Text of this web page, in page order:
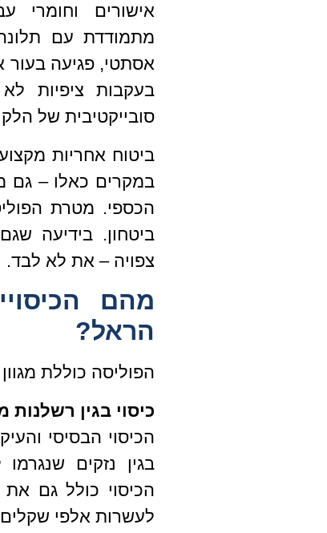
אישורים וחומרי
מתמודדת עם
אסתטי, פגיעה בעור
בעקבות ציפיות
סובייקטיבית של
ביטוח אחריות
במקרים כאלו – גם
הכספי. מטרת
ביטחון. בידיעה
צפויה – את לא לבד.
מהם
הראל?
הפוליסה כוללת
כיסוי בגין רשלנות
הכיסוי הבסיסי
בגין נזקים
הכיסוי כולל גם
לעשרות אלפי